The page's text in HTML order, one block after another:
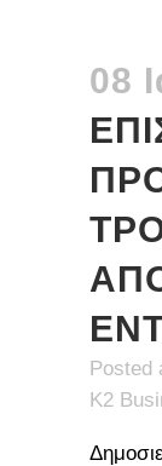
08
Posted
K2